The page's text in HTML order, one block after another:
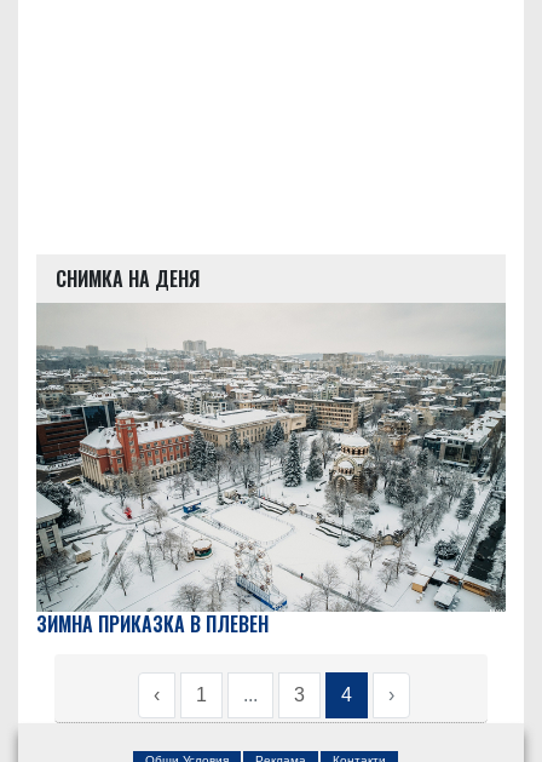
СНИМКА НА ДЕНЯ
ЗИМНА ПРИКАЗКА В ПЛЕВЕН
‹ 1 ... 3 4 ›